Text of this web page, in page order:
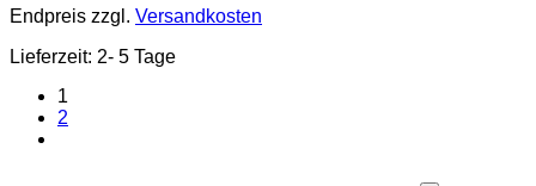
Endpreis zzgl. Versandkosten
Lieferzeit: 2- 5 Tage
1
2